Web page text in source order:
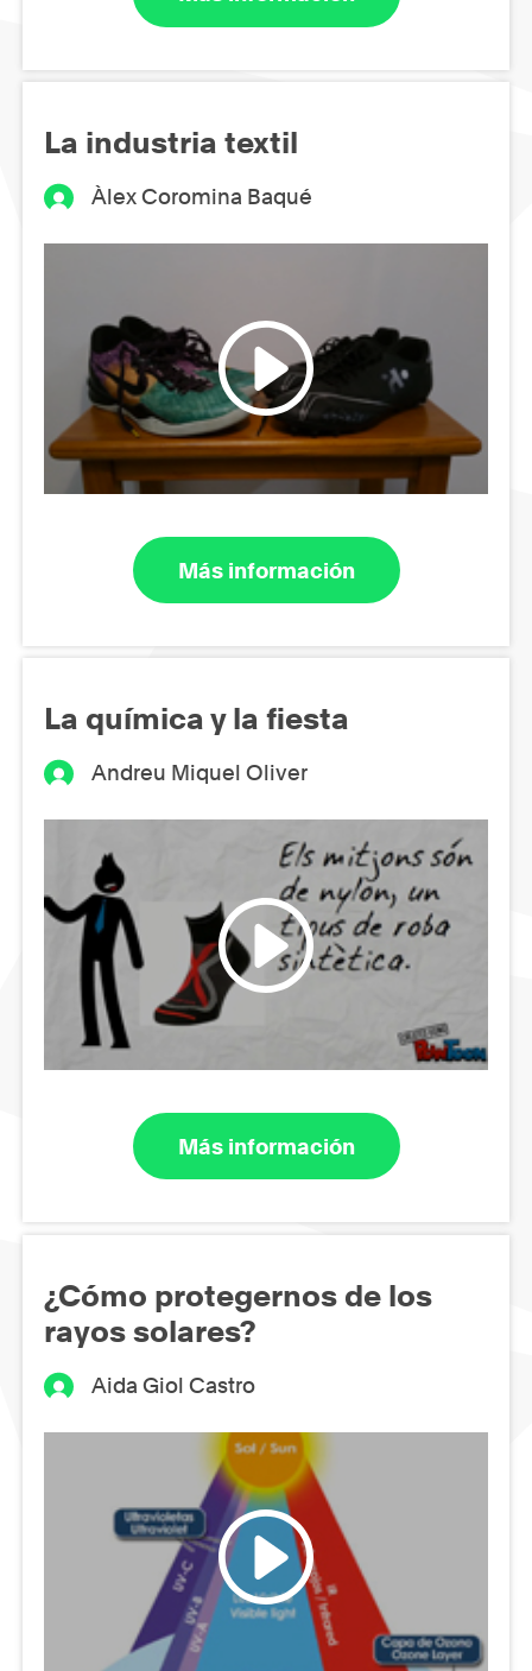
La industria textil
Àlex Coromina Baqué
Más información
La química y la fiesta
Andreu Miquel Oliver
Más información
¿Cómo protegernos de los
rayos solares?
Aida Giol Castro